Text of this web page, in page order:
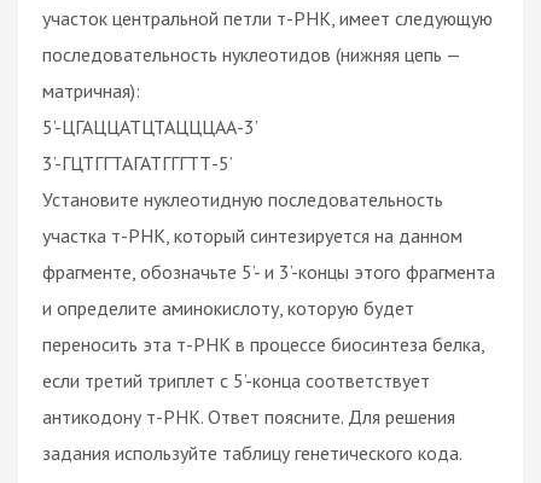
участок центральной петли т-РНК, имеет следующую
последовательность нуклеотидов (нижняя цепь —
матричная):
5’-ЦГАЦЦАТЦТАЦЦЦАА-3’
3’-ГЦТГГТАГАТГГГТТ-5’
Установите нуклеотидную последовательность
участка т-РНК, который синтезируется на данном
фрагменте, обозначьте 5’- и 3’-концы этого фрагмента
и определите аминокислоту, которую будет
переносить эта т-РНК в процессе биосинтеза белка,
если третий триплет с 5’-конца соответствует
антикодону т-РНК. Ответ поясните. Для решения
задания используйте таблицу генетического кода.